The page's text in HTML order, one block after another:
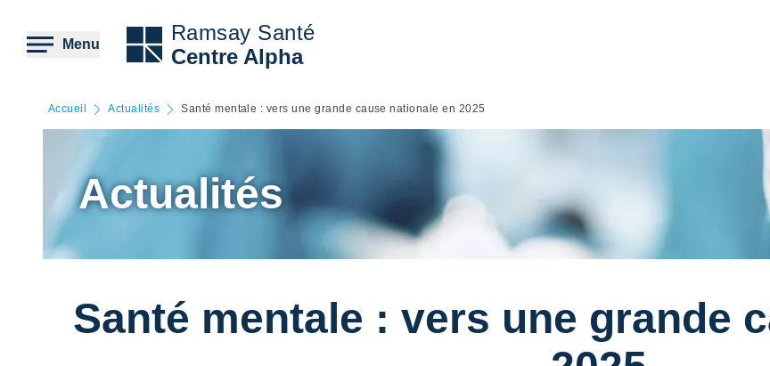
contenu
principal
Menu
Ramsay Santé
Centre Alpha
Accueil Actualités Santé mentale : vers une grande cause nationale en 2025
Actualités
Santé mentale : vers une grande